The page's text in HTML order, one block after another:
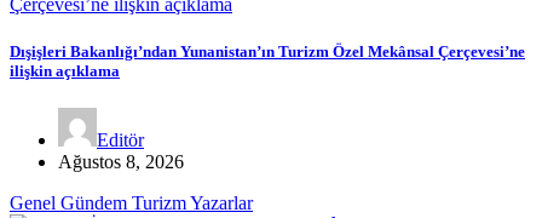
Dışişleri Bakanlığı’ndan Yunanistan’ın Turizm Özel Mekânsal Çerçevesi’ne
ilişkin açıklama
Editör
Ağustos 8, 2026
Genel Gündem TurizmYazarlar